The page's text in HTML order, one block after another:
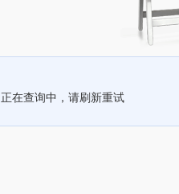
正在查询中，请刷新重试